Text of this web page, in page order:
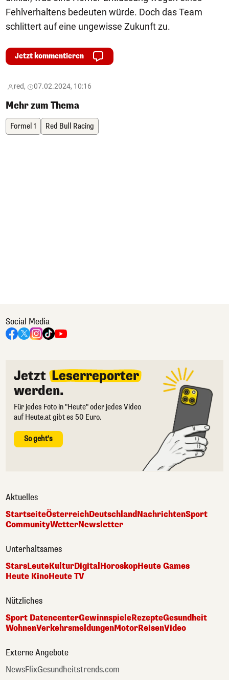
Fehlverhaltens bedeuten würde. Doch das Team
schlittert auf eine ungewisse Zukunft zu.
Jetzt kommentieren
red, 07.02.2024, 10:16
Mehr zum Thema
Formel 1 Red Bull Racing
Social Media
Jetzt Leserreporter
werden.
Für jedes Foto in "Heute" oder jedes Video
auf Heute.at gibt es 50 Euro.
So geht's
Aktuelles
StartseiteÖsterreichDeutschlandNachrichtenSport
CommunityWetterNewsletter
Unterhaltsames
StarsLeuteKulturDigitalHoroskopHeute Games
Heute KinoHeute TV
Nützliches
Sport DatencenterGewinnspieleRezepteGesundheit
WohnenVerkehrsmeldungenMotorReisenVideo
Externe Angebote
NewsFlixGesundheitstrends.com